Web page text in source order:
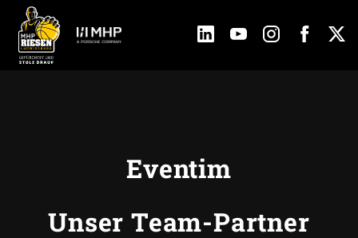
Eventim
Unser Team-Partner